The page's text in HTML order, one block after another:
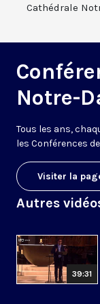
Cathédrale
Notre-
Tous les ans,
les Conférences
Visiter la
Autres
39:31